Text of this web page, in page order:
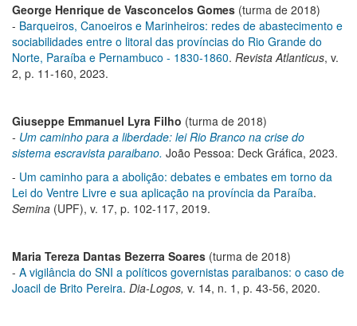
George Henrique de Vasconcelos Gomes (turma de 2018)
- Barqueiros, Canoeiros e Marinheiros: redes de abastecimento e
sociabilidades entre o litoral das províncias do Rio Grande do
Norte, Paraíba e Pernambuco - 1830-1860. Revista Atlanticus, v.
2, p. 11-160, 2023.
Giuseppe Emmanuel Lyra Filho (turma de 2018)
- Um caminho para a liberdade: lei Rio Branco na crise do
sistema escravista paraibano. João Pessoa: Deck Gráfica, 2023.
- Um caminho para a abolição: debates e embates em torno da
Lei do Ventre Livre e sua aplicação na província da Paraíba.
Semina (UPF), v. 17, p. 102-117, 2019.
Maria Tereza Dantas Bezerra Soares (turma de 2018)
- A vigilância do SNI a políticos governistas paraibanos: o caso de
Joacil de Brito Pereira. Dia-Logos, v. 14, n. 1, p. 43-56, 2020.